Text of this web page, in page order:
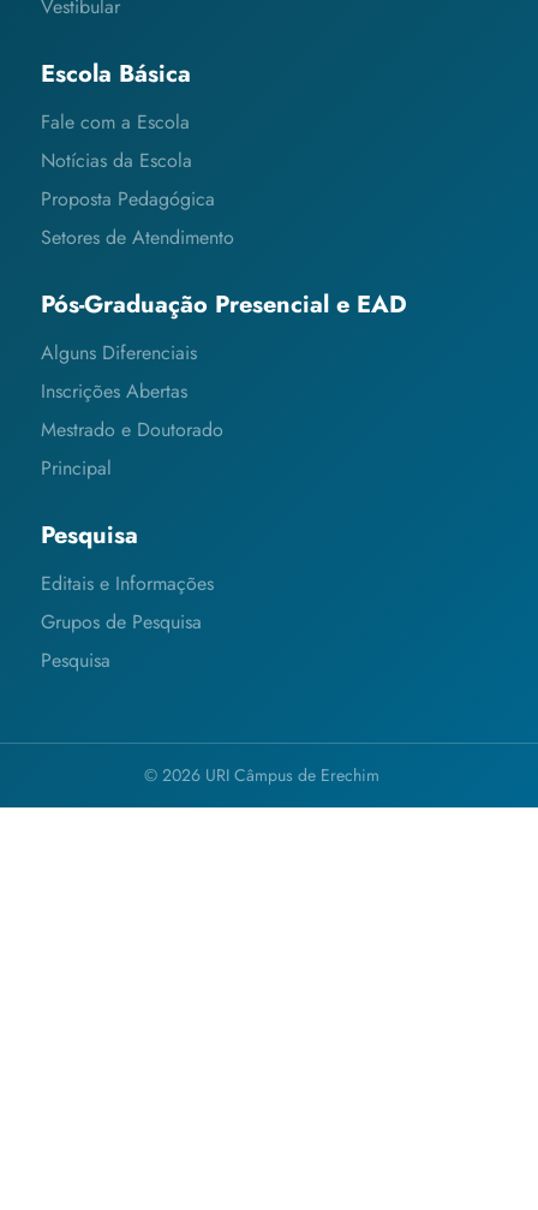
Vestibular
Escola Básica
Fale com a Escola
Notícias da Escola
Proposta Pedagógica
Setores de Atendimento
Pós-Graduação Presencial e EAD
Alguns Diferenciais
Inscrições Abertas
Mestrado e Doutorado
Principal
Pesquisa
Editais e Informações
Grupos de Pesquisa
Pesquisa
© 2026 URI Câmpus de Erechim